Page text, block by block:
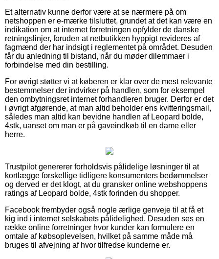
Et alternativ kunne derfor være at se nærmere på om
netshoppen er e-mærke tilsluttet, grundet at det kan være en
indikation om at internet forretningen opfylder de danske
retningslinjer, foruden at netbutikken hyppigt revideres af
fagmænd der har indsigt i reglementet på området. Desuden
får du anledning til bistand, når du møder dilemmaer i
forbindelse med din bestilling.
For øvrigt støtter vi at køberen er klar over de mest relevante
bestemmelser der indvirker på handlen, som for eksempel
den ombytningsret internet forhandleren bruger. Derfor er det
i øvrigt afgørende, at man altid beholder ens kvitteringsmail,
således man altid kan bevidne handlen af Leopard bolde,
4stk, uanset om man er på gaveindkøb til en dame eller
herre.
Trustpilot genererer forholdsvis pålidelige løsninger til at
kortlægge forskellige tidligere konsumenters bedømmelser
og derved er det klogt, at du gransker online webshoppens
ratings af Leopard bolde, 4stk forinden du shopper.
Facebook frembyder også nogle ærlige genveje til at få et
kig ind i internet selskabets pålidelighed. Desuden ses en
række online forretninger hvor kunder kan formulere en
omtale af købsoplevelsen, hvilket på samme måde må
bruges til afvejning af hvor tilfredse kunderne er.